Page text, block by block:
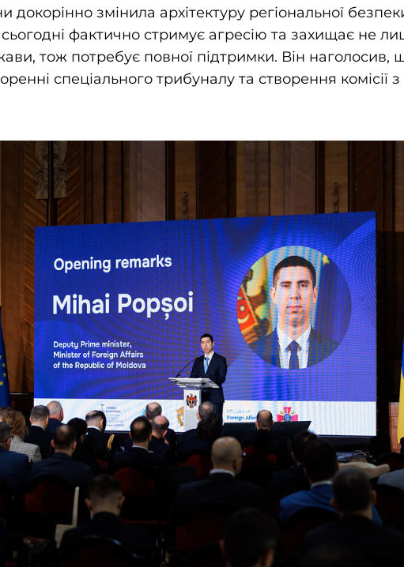
докорінно змінила архітектуру регіональної
фактично стримує агресію та захищає не
тож потребує повної підтримки. Він наголосив,
спеціального трибуналу та створення комісії з